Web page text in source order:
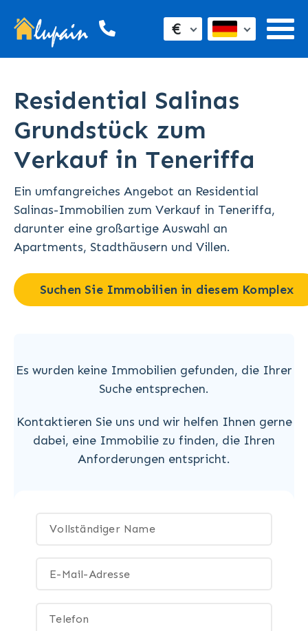
€
Residential Salinas
Grundstück zum
Verkauf in Teneriffa
Ein umfangreiches Angebot an Residential
Salinas-Immobilien zum Verkauf in Teneriffa,
darunter eine großartige Auswahl an
Apartments, Stadthäusern und Villen.
Suchen Sie Immobilien in diesem Komplex
Es wurden keine Immobilien gefunden, die Ihrer
Suche entsprechen.
Kontaktieren Sie uns und wir helfen Ihnen gerne
dabei, eine Immobilie zu finden, die Ihren
Anforderungen entspricht.